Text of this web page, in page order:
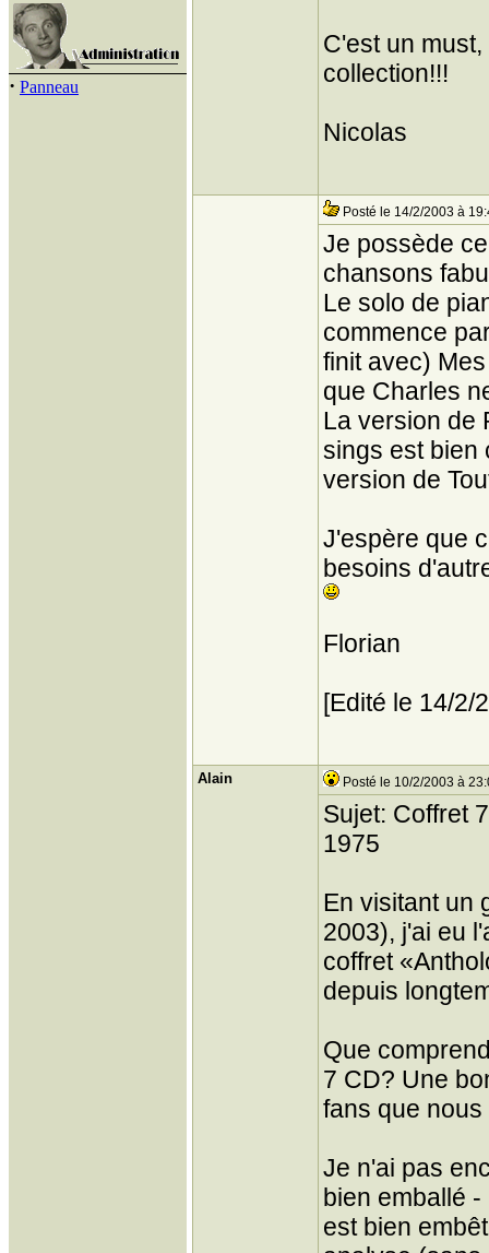
· Panneau
C'est un
collection!!!
Nicolas
Posté le 14/2/2003 à
Je possède
chansons
Le solo de
commence
finit avec)
que Charles
La version de
sings est bien
version de
J'espère que
besoins
Florian
[Edité le 14/2/
Alain Posté le 10/2/2003 à
Sujet: Coffret
1975
En visitant un
2003), j'ai eu
coffret
depuis
Que
7 CD? Une
fans que
Je n'ai pas
bien emballé
est bien